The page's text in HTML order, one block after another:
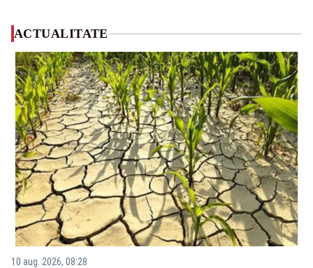
ACTUALITATE
10 aug. 2026, 08:28